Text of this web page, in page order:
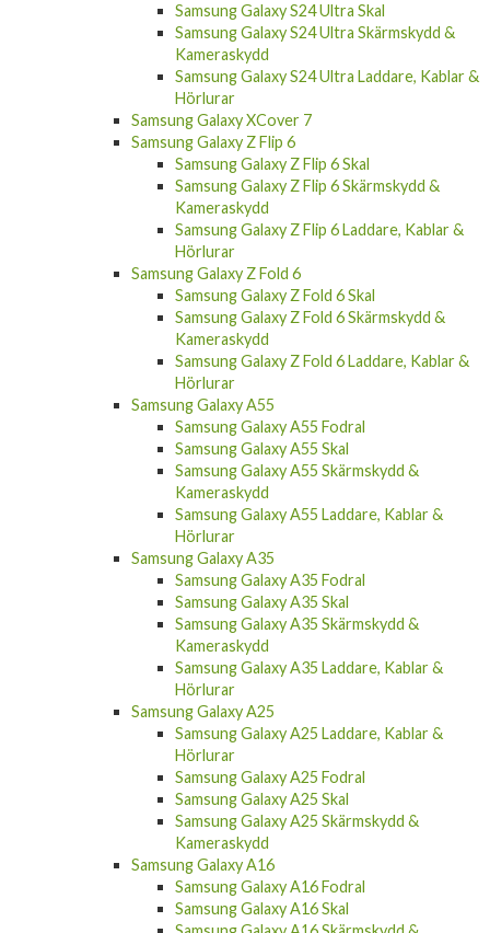
Samsung Galaxy S24 Ultra Skal
Samsung Galaxy S24 Ultra Skärmskydd &
Kameraskydd
Samsung Galaxy S24 Ultra Laddare, Kablar &
Hörlurar
Samsung Galaxy XCover 7
Samsung Galaxy Z Flip 6
Samsung Galaxy Z Flip 6 Skal
Samsung Galaxy Z Flip 6 Skärmskydd &
Kameraskydd
Samsung Galaxy Z Flip 6 Laddare, Kablar &
Hörlurar
Samsung Galaxy Z Fold 6
Samsung Galaxy Z Fold 6 Skal
Samsung Galaxy Z Fold 6 Skärmskydd &
Kameraskydd
Samsung Galaxy Z Fold 6 Laddare, Kablar &
Hörlurar
Samsung Galaxy A55
Samsung Galaxy A55 Fodral
Samsung Galaxy A55 Skal
Samsung Galaxy A55 Skärmskydd &
Kameraskydd
Samsung Galaxy A55 Laddare, Kablar &
Hörlurar
Samsung Galaxy A35
Samsung Galaxy A35 Fodral
Samsung Galaxy A35 Skal
Samsung Galaxy A35 Skärmskydd &
Kameraskydd
Samsung Galaxy A35 Laddare, Kablar &
Hörlurar
Samsung Galaxy A25
Samsung Galaxy A25 Laddare, Kablar &
Hörlurar
Samsung Galaxy A25 Fodral
Samsung Galaxy A25 Skal
Samsung Galaxy A25 Skärmskydd &
Kameraskydd
Samsung Galaxy A16
Samsung Galaxy A16 Fodral
Samsung Galaxy A16 Skal